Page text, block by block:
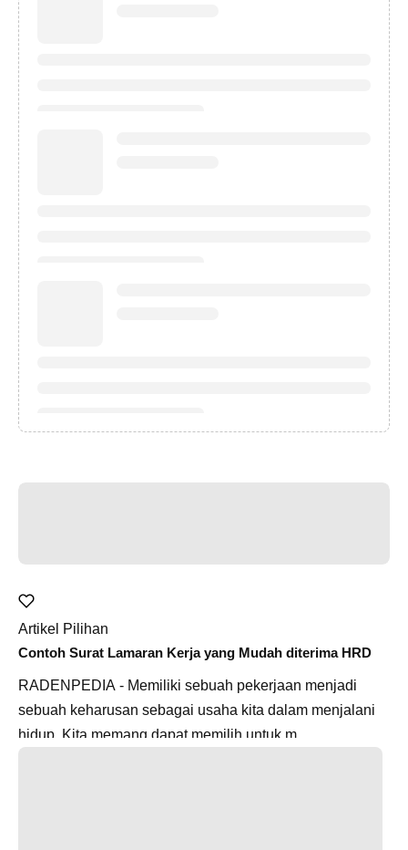
Artikel Pilihan
Contoh Surat Lamaran Kerja yang Mudah diterima HRD
RADENPEDIA - Memiliki sebuah pekerjaan menjadi
sebuah keharusan sebagai usaha kita dalam menjalani
hidup. Kita memang dapat memilih untuk m...